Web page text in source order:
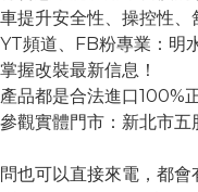
提升安全性、操控性、
頻道、FB粉專業：明
握改裝最新信息！
品都是合法進口100%
觀實體門市：新北市五
也可以直接來電，都會